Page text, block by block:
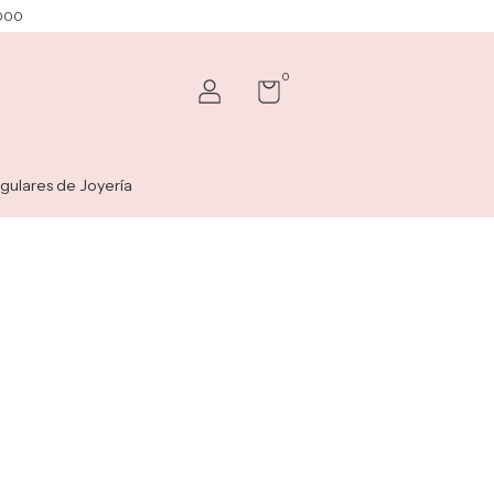
0
de Joyería